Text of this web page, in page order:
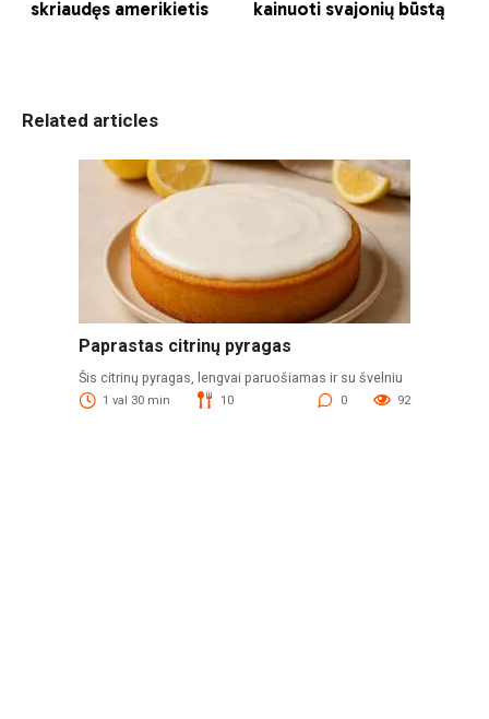
Related articles
Paprastas citrinų pyragas
Šis citrinų pyragas, lengvai paruošiamas ir su švelniu
1 val 30 min 10 0 92